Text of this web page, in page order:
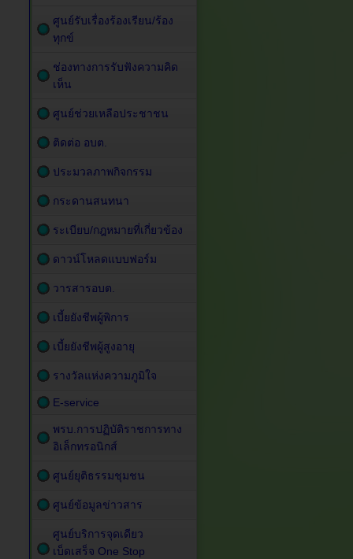
ศูนย์รับเรื่องร้องเรียน/ร้อง
ทุกข์
ช่องทางการรับฟังความคิด
เห็น
ศูนย์ช่วยเหลือประชาชน
ติดต่อ อบต.
ประมวลภาพกิจกรรม
กระดานสนทนา
ระเบียบ/กฎหมายที่เกี่ยวข้อง
ดาวน์โหลดแบบฟอร์ม
วารสารอบต.
เบี้ยยังชีพผู้พิการ
เบี้ยยังชีพผู้สูงอายุ
รางวัลแห่งความภูมิใจ
E-service
พรบ.การปฏิบัติราชการทาง
อิเล็กทรอนิกส์
ศูนย์ยุติธรรมชุมชน
ศูนย์ข้อมูลข่าวสาร
ศูนย์บริการจุดเดียว
เบ็ดเสร็จ One Stop